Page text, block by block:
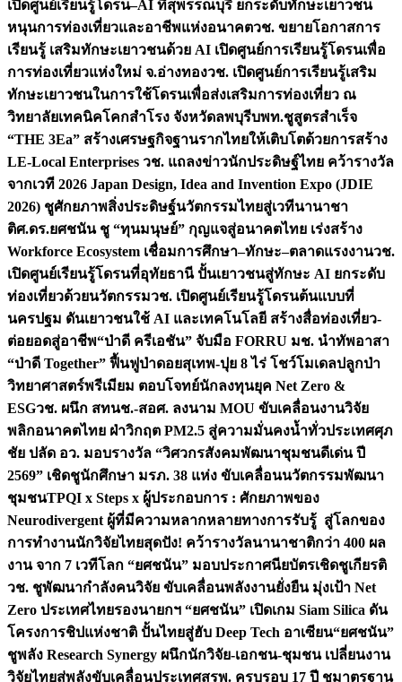
เปิดศูนย์เรียนรู้โดรน–AI ที่สุพรรณบุรี ยกระดับทักษะเยาวชน
หนุนการท่องเที่ยวและอาชีพแห่งอนาคตวช. ขยายโอกาสการ
เรียนรู้ เสริมทักษะเยาวชนด้วย AI เปิดศูนย์การเรียนรู้โดรนเพื่อ
การท่องเที่ยวแห่งใหม่ จ.อ่างทองวช. เปิดศูนย์การเรียนรู้เสริม
ทักษะเยาวชนในการใช้โดรนเพื่อส่งเสริมการท่องเที่ยว ณ
วิทยาลัยเทคนิคโคกสำโรง จังหวัดลพบุรีบพท.ชูสูตรสำเร็จ
“THE 3Ea” สร้างเศรษฐกิจฐานรากไทยให้เติบโตด้วยการสร้าง
LE-Local Enterprises วช. แถลงข่าวนักประดิษฐ์ไทย คว้ารางวัล
จากเวที 2026 Japan Design, Idea and Invention Expo (JDIE
2026) ชูศักยภาพสิ่งประดิษฐ์นวัตกรรมไทยสู่เวทีนานาชา
ติศ.ดร.ยศชนัน ชู “ทุนมนุษย์” กุญแจสู่อนาคตไทย เร่งสร้าง
Workforce Ecosystem เชื่อมการศึกษา–ทักษะ–ตลาดแรงงานวช.
เปิดศูนย์เรียนรู้โดรนที่อุทัยธานี ปั้นเยาวชนสู่ทักษะ AI ยกระดับ
ท่องเที่ยวด้วยนวัตกรรมวช. เปิดศูนย์เรียนรู้โดรนต้นแบบที่
นครปฐม ดันเยาวชนใช้ AI และเทคโนโลยี สร้างสื่อท่องเที่ยว-
ต่อยอดสู่อาชีพ“ป่าดี ครีเอชัน” จับมือ FORRU มช. นำทัพอาสา
“ป่าดี Together” ฟื้นฟูป่าดอยสุเทพ-ปุย 8 ไร่ โชว์โมเดลปลูกป่า
วิทยาศาสตร์พรีเมียม ตอบโจทย์นักลงทุนยุค Net Zero &
ESGวช. ผนึก สทนช.-สอศ. ลงนาม MOU ขับเคลื่อนงานวิจัย
พลิกอนาคตไทย ฝ่าวิกฤต PM2.5 สู่ความมั่นคงน้ำทั่วประเทศศุภ
ชัย ปลัด อว. มอบรางวัล “วิศวกรสังคมพัฒนาชุมชนดีเด่น ปี
2569” เชิดชูนักศึกษา มรภ. 38 แห่ง ขับเคลื่อนนวัตกรรมพัฒนา
ชุมชนTPQI x Steps x ผู้ประกอบการ : ศักยภาพของ
Neurodivergent ผู้ที่มีความหลากหลายทางการรับรู้ สู่โลกของ
การทำงานนักวิจัยไทยสุดปัง! คว้ารางวัลนานาชาติกว่า 400 ผล
งาน จาก 7 เวทีโลก “ยศชนัน” มอบประกาศนียบัตรเชิดชูเกียรติ
วช. ชูพัฒนากำลังคนวิจัย ขับเคลื่อนพลังงานยั่งยืน มุ่งเป้า Net
Zero ประเทศไทยรองนายกฯ “ยศชนัน” เปิดเกม Siam Silica ดัน
โครงการชิปแห่งชาติ ปั้นไทยสู่ฮับ Deep Tech อาเซียน“ยศชนัน”
ชูพลัง Research Synergy ผนึกนักวิจัย-เอกชน-ชุมชน เปลี่ยนงาน
วิจัยไทยสู่พลังขับเคลื่อนประเทศสรพ. ครบรอบ 17 ปี ชูมาตรฐาน